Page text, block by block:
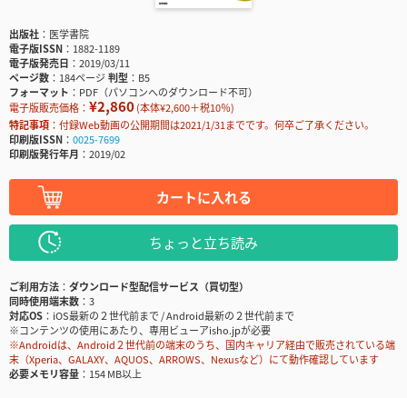
出版社
医学書院
電子版ISSN
1882-1189
電子版発売日
2019/03/11
ページ数
184ページ判型
B5
フォーマット
PDF（パソコンへのダウンロード不可）
電子版販売価格： ¥2,860(本体¥2,600＋税10％)
特記事項
付録Web動画の公開期間は2021/1/31までです。何卒ご了承ください。
印刷版ISSN
0025-7699
印刷版発行年月
2019/02
カートに入れる
ちょっと立ち読み
ご利用方法
ダウンロード型配信サービス（買切型）
同時使用端末数
3
対応OS
iOS最新の２世代前まで / Android最新の２世代前まで
※コンテンツの使用にあたり、専用ビューアisho.jpが必要
※Androidは、Android２世代前の端末のうち、国内キャリア経由で販売されている端
末（Xperia、GALAXY、AQUOS、ARROWS、Nexusなど）にて動作確認しています
必要メモリ容量
154 MB以上